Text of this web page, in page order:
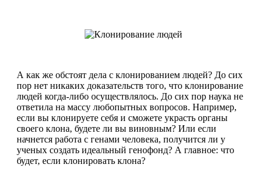
А как же обстоят дела с клонированием людей? До сих
пор нет никаких доказательств того, что клонирование
людей когда-либо осуществлялось. До сих пор наука не
ответила на массу любопытных вопросов. Например,
если вы клонируете себя и сможете украсть органы
своего клона, будете ли вы виновным? Или если
начнется работа с генами человека, получится ли у
ученых создать идеальный генофонд? А главное: что
будет, если клонировать клона?